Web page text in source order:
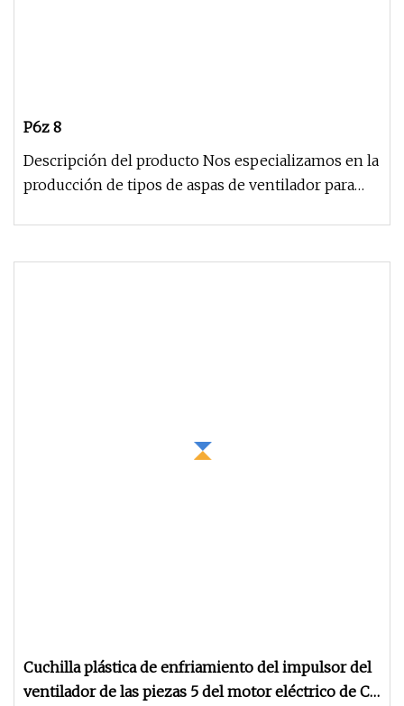
P6z 8
Descripción del producto Nos especializamos en la
producción de tipos de aspas de ventilador para
Cuchilla plástica de enfriamiento del impulsor del
ventilador de las piezas 5 del motor eléctrico de CA